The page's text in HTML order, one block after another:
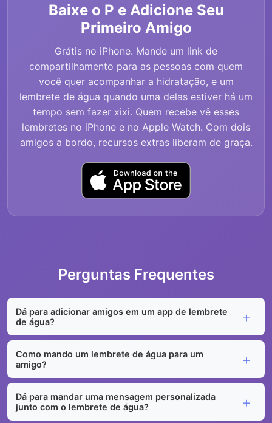
Baixe o P e Adicione Seu
Primeiro Amigo
Grátis no iPhone. Mande um link de
compartilhamento para as pessoas com quem
você quer acompanhar a hidratação, e um
lembrete de água quando uma delas estiver há um
tempo sem fazer xixi. Quem recebe vê esses
lembretes no iPhone e no Apple Watch. Com dois
amigos a bordo, recursos extras liberam de graça.
Perguntas Frequentes
Dá para adicionar amigos em um app de lembrete
de água?
Como mando um lembrete de água para um
amigo?
Dá para mandar uma mensagem personalizada
junto com o lembrete de água?